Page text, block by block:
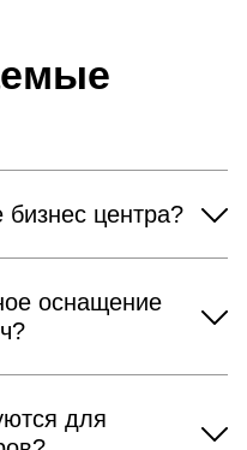
центра?
оснащение
для